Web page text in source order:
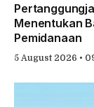
Menentukan
Pemidanaan
5 August 2026 •